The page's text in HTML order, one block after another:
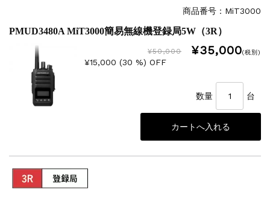
商品番号：MiT3000
PMUD3480A MiT3000簡易無線機登録局5W（3R）
¥50,000 ¥35,000(税別)
¥15,000 (30 %) OFF
数量 台